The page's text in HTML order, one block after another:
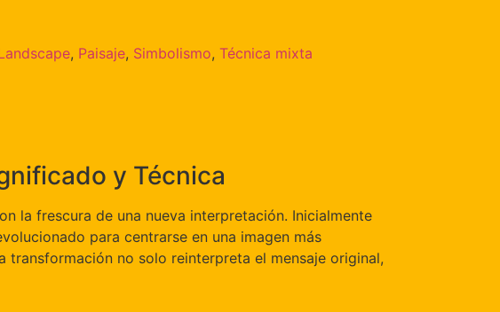
, Paisaje, Simbolismo, Técnica mixta
y Técnica
la frescura de una nueva interpretación. Inicialmente
para centrarse en una imagen más
transformación no solo reinterpreta el mensaje original,